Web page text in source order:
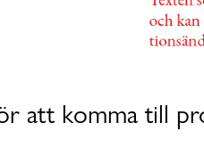
att komma till